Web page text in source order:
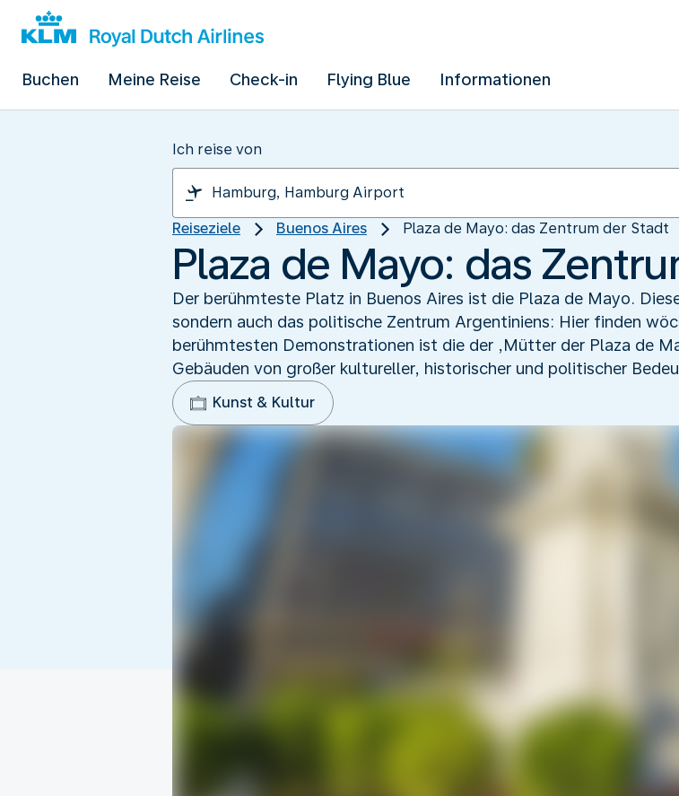
Buchen Meine Reise Check-in Flying Blue Informationen
Ich reise von
Reiseziele Buenos Aires Plaza de Mayo: das Zentrum der Stadt
Plaza de Mayo: das
Der berühmteste Platz in Buenos Aires ist die Plaza de Mayo.
sondern auch das politische Zentrum Argentiniens: Hier finden
berühmtesten Demonstrationen ist die der ‚Mütter der Plaza de
Gebäuden von großer kultureller, historischer und politischer
Kunst & Kultur